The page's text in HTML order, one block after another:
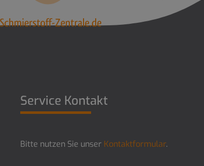
Service Kontakt
Bitte nutzen Sie unser Kontaktformular.